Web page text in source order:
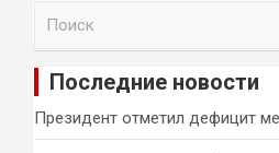
и
Последние новости
Президент отметил дефицит